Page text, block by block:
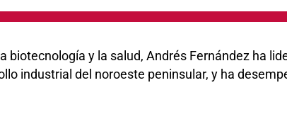
biotecnología y la salud, Andrés Fernández ha
industrial del noroeste peninsular, y ha